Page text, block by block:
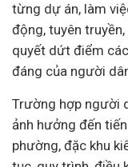
từng dự án, làm
động, tuyên
quyết dứt điểm
đáng của người
Trường hợp người
ảnh hưởng đến
phường, đặc khu